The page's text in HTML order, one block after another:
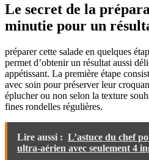
Le secret de la
minutie pour un
préparer cette salade en quelques
permet d’obtenir un résultat aussi
appétissant. La première étape
avec soin pour préserver leur
éplucher ou non selon la texture
fines rondelles régulières.
Lire aussi : L’astuce du chef
ultra-aérien avec seulement 4